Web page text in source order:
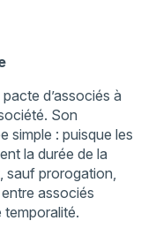
d’associés à
Son
simple : puisque les
la durée de la
sauf prorogation,
associés
temporalité.